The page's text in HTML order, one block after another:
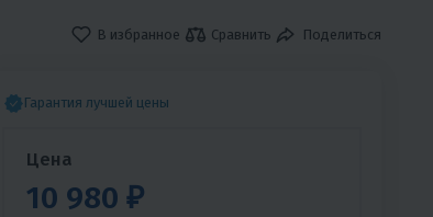
В избранное Сравнить Поделиться
Гарантия лучшей цены
Цена
10 980 ₽